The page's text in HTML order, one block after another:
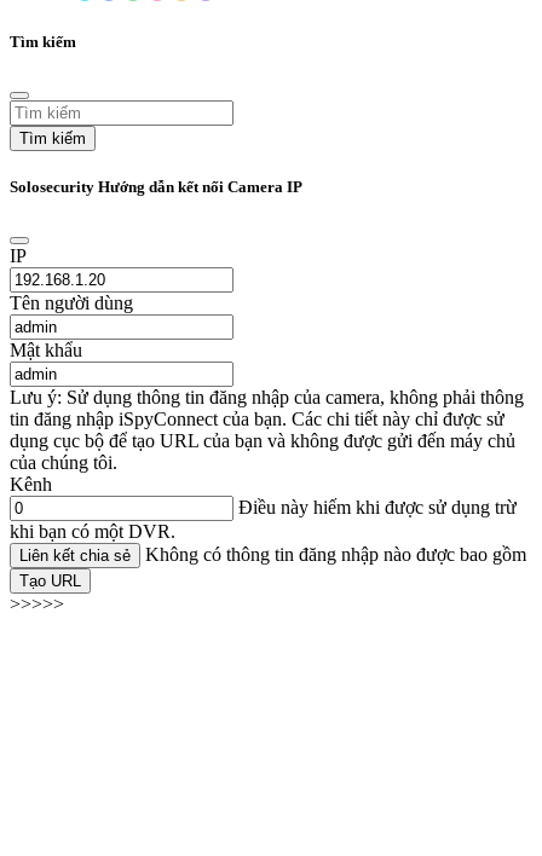
Tìm kiếm
Tìm kiếm
Solosecurity Hướng dẫn kết nối Camera IP
IP
Tên người dùng
Mật khẩu
Lưu ý: Sử dụng thông tin đăng nhập của camera, không phải thông
tin đăng nhập iSpyConnect của bạn. Các chi tiết này chỉ được sử
dụng cục bộ để tạo URL của bạn và không được gửi đến máy chủ
của chúng tôi.
Kênh
Điều này hiếm khi được sử dụng trừ
khi bạn có một DVR.
Liên kết chia sẻ Không có thông tin đăng nhập nào được bao gồm
Tạo URL
>>>>>